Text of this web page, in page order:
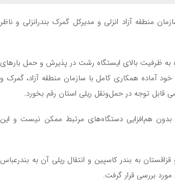
راه‌آهن شمال ۲، مدیرعامل سازمان منطقه آزاد انزلی و مدیرکل گمرک بندرانزلی و ناظر
۲ در این نشست با اشاره به ظرفیت بالای ایستگاه رشت در پذیرش و حمل بارهای
و لجستیکی خود آماده همکاری کامل با سازمان منطقه آزاد، گمرک و
توجه در حمل‌ونقل ریلی استان رقم بخورد.
در استان بدون هم‌افزایی دستگاه‌های مرتبط ممکن نیست و این
به بندر کاسپین و انتقال ریلی آن به بندرعباس
بررسی قرار گرفت.